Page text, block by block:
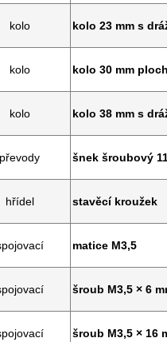
kolo kolo 23 mm s
kolo kolo 30 mm
kolo kolo 38 mm s
převody šnek šroubový
hřídel stavěcí kroužek
matice M3,5
šroub M3,5 × 6
šroub M3,5 × 16